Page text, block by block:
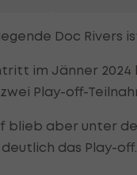
Doc Rivers
im Jänner 2024
Play-off-
blieb aber unter
das Play-